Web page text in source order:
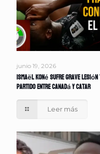
junio 19, 2026
Ismaël Koné sufre grave lesión
partido entre Canadá y Catar
Leer más